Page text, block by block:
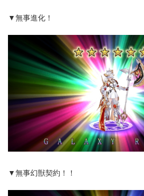
▼無事進化！
▼無事幻獣契約！！